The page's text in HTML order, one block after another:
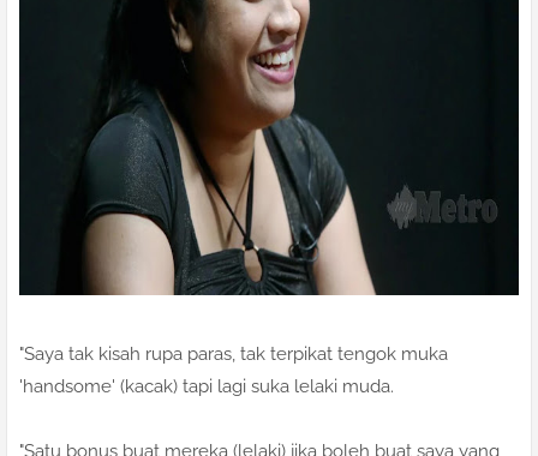
"Saya tak kisah rupa paras, tak terpikat tengok muka
'handsome' (kacak) tapi lagi suka lelaki muda.
"Satu bonus buat mereka (lelaki) jika boleh buat saya yang